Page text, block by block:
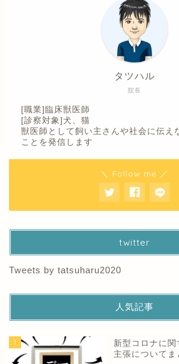
院長
タツハル
[職業]臨床獣医師
[診察対象]犬、猫
獣医師として飼い主さんや社会に伝え
ことを発信します
＼ Follow me ／
twitter
Tweets by tatsuharu2020
人気記事
1
新型コロナに
主張についてま